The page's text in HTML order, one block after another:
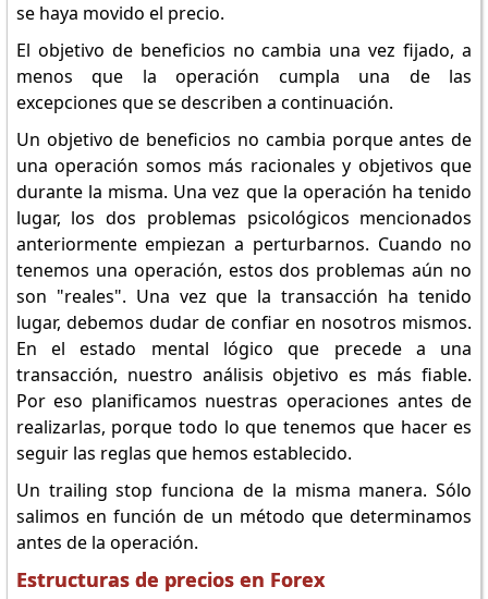
se haya movido el precio.
El objetivo de beneficios no cambia una vez fijado, a
menos que la operación cumpla una de las
excepciones que se describen a continuación.
Un objetivo de beneficios no cambia porque antes de
una operación somos más racionales y objetivos que
durante la misma. Una vez que la operación ha tenido
lugar, los dos problemas psicológicos mencionados
anteriormente empiezan a perturbarnos. Cuando no
tenemos una operación, estos dos problemas aún no
son "reales". Una vez que la transacción ha tenido
lugar, debemos dudar de confiar en nosotros mismos.
En el estado mental lógico que precede a una
transacción, nuestro análisis objetivo es más fiable.
Por eso planificamos nuestras operaciones antes de
realizarlas, porque todo lo que tenemos que hacer es
seguir las reglas que hemos establecido.
Un trailing stop funciona de la misma manera. Sólo
salimos en función de un método que determinamos
antes de la operación.
Estructuras de precios en Forex